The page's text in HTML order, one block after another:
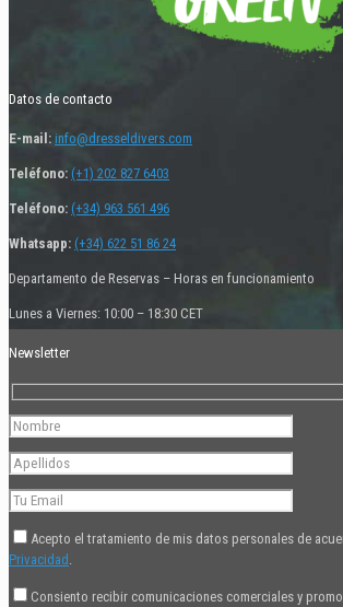
Datos de contacto
E-mail: info@dresseldivers.com
Teléfono: (+1) 202 827 6403
Teléfono: (+34) 963 561 496
Whatsapp: (+34) 622 51 86 24
Departamento de Reservas – Horas en funcionamiento
Lunes a Viernes: 10:00 – 18:30 CET
Newsletter
Acepto el tratamiento de mis datos personales de
Privacidad .
Consiento recibir comunicaciones comerciales y